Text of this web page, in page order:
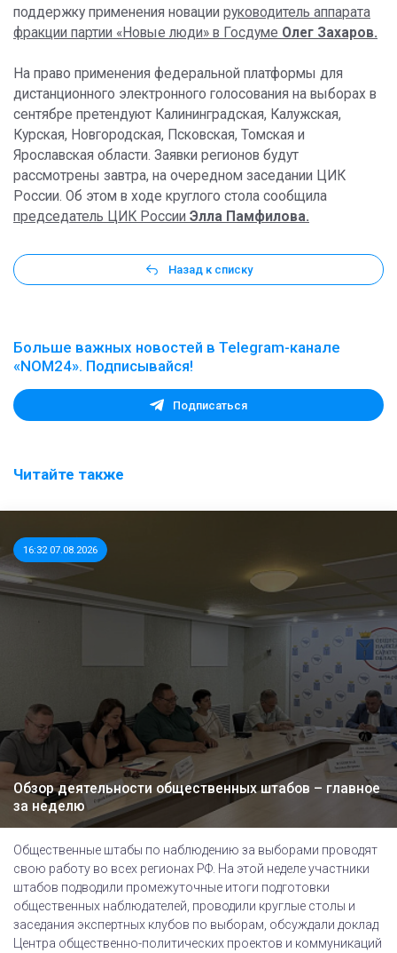
поддержку применения новации руководитель аппарата
фракции партии «Новые люди» в Госдуме Олег Захаров.
На право применения федеральной платформы для
дистанционного электронного голосования на выборах в
сентябре претендуют Калининградская, Калужская,
Курская, Новгородская, Псковская, Томская и
Ярославская области. Заявки регионов будут
рассмотрены завтра, на очередном заседании ЦИК
России. Об этом в ходе круглого стола сообщила
председатель ЦИК России Элла Памфилова.
Назад к списку
Больше важных новостей в Telegram-канале
«NOM24». Подписывайся!
Подписаться
Читайте также
16:32 07.08.2026
Обзор деятельности общественных штабов – главное
за неделю
Общественные штабы по наблюдению за выборами проводят
свою работу во всех регионах РФ. На этой неделе участники
штабов подводили промежуточные итоги подготовки
общественных наблюдателей, проводили круглые столы и
заседания экспертных клубов по выборам, обсуждали доклад
Центра общественно-политических проектов и коммуникаций